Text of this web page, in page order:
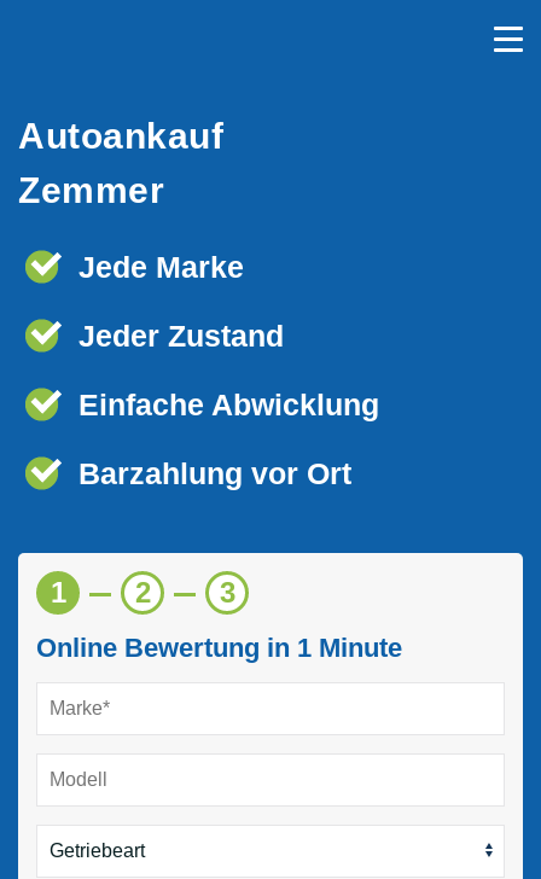
Autoankauf
Zemmer
Jede Marke
Jeder Zustand
Einfache Abwicklung
Barzahlung vor Ort
1 2 3
Online Bewertung in 1 Minute